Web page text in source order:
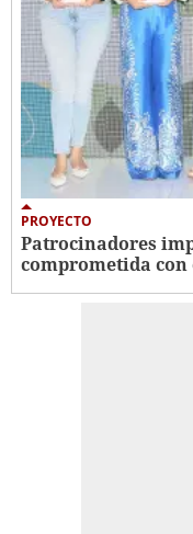
PROYECTO
Patrocinadores
comprometida